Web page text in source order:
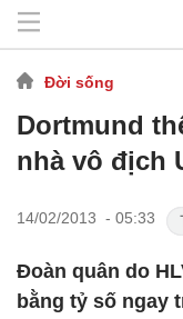
Đời sống
Dortmund
nhà vô địch
14/02/2013 - 05:33
Đoàn quân do
bằng tỷ số ngay